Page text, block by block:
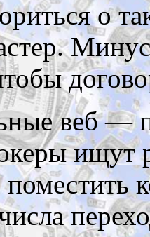
о
веб —
ищут